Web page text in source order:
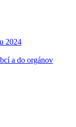
2024
a do orgánov